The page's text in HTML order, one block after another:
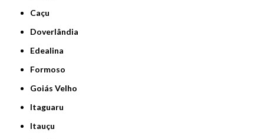
Caçu
Doverlândia
Edealina
Formoso
Goiás Velho
Itaguaru
Itauçu